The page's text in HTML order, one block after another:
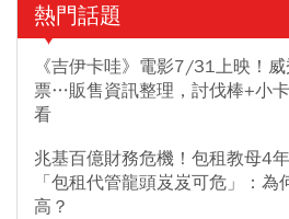
熱門話題
《吉伊卡哇》電影7/31上映！
票…販售資訊整理，討伐棒+小
看
兆基百億財務危機！包租教母4
「包租代管龍頭岌岌可危」：
高？